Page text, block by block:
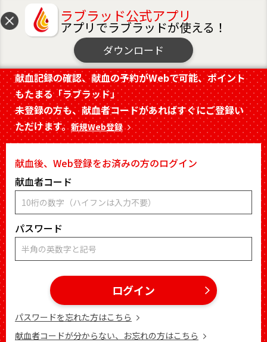
ラブラッド公式アプリ
アプリでラブラッドが使える！
ダウンロード
献血Web会員サービス ラブラッド
献血記録の確認、献血の予約がWebで可能、ポイント
もたまる「ラブラッド」
未登録の方も、献血者コードがあればすぐにご登録い
ただけます。 新規Web登録
献血後、Web登録をお済みの方のログイン
献血者コード
パスワード
ログイン
パスワードを忘れた方はこちら
献血者コードが分からない、お忘れの方はこちら